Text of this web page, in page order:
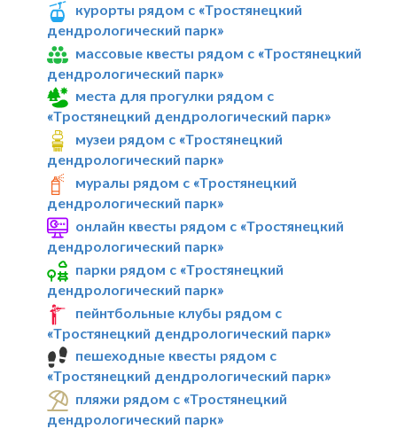
курорты рядом с «Тростянецкий
дендрологический парк»
массовые квесты рядом с «Тростянецкий
дендрологический парк»
места для прогулки рядом с
«Тростянецкий дендрологический парк»
музеи рядом с «Тростянецкий
дендрологический парк»
муралы рядом с «Тростянецкий
дендрологический парк»
онлайн квесты рядом с «Тростянецкий
дендрологический парк»
парки рядом с «Тростянецкий
дендрологический парк»
пейнтбольные клубы рядом с
«Тростянецкий дендрологический парк»
пешеходные квесты рядом с
«Тростянецкий дендрологический парк»
пляжи рядом с «Тростянецкий
дендрологический парк»